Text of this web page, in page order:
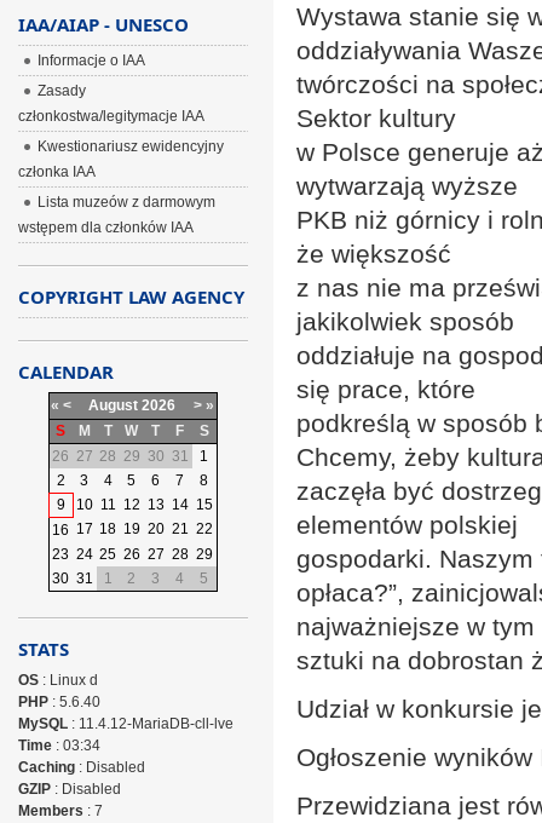
Wystawa stanie się
oddziaływania
twórczości na
Sektor kultury
w Polsce generuje
wytwarzają wyższe
PKB niż górnicy i
że większość
z nas nie ma
jakikolwiek sposób
oddziałuje na
się prace, które
podkreślą w sposób
Chcemy, żeby
zaczęła być
elementów polskiej
gospodarki.
opłaca?”,
najważniejsze w
sztuki na dobrostan
Udział w konkursie
Ogłoszenie
Przewidziana jest
IAA/AIAP - UNESCO
Informacje o IAA
Zasady
członkostwa/legitymacje IAA
Kwestionariusz ewidencyjny
członka IAA
Lista muzeów z darmowym
wstępem dla członków IAA
COPYRIGHT LAW AGENCY
CALENDAR
« < August 2026 > »
S
M T W T F
S
26 27 28 29 30 31
1
2
3 4 5 6 7
8
9
10 11 12 13 14 15
16 17 18 19 20 21 22
23 24 25 26 27 28 29
30 31 1 2 3 4 5
STATS
OS: Linux d
PHP: 5.6.40
MySQL: 11.4.12-MariaDB-cll-lve
Time: 03:34
Caching: Disabled
GZIP: Disabled
Members : 7